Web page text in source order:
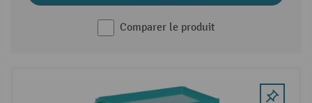
Comparer le produit